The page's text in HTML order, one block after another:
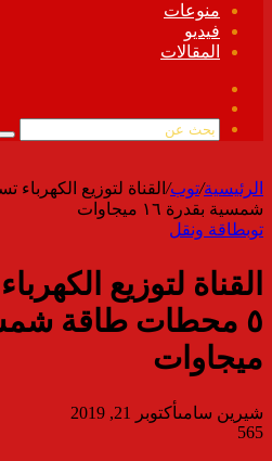
منوعات
فيديو
المقالات
الموقع
الرئيسية/توب/
شمسية بقدرة ١٦ ميجاوات
توبطاقة ونقل
القناة لتوزيع
ميجاوات
شيرين سامىأكتوبر 21, 2019
565